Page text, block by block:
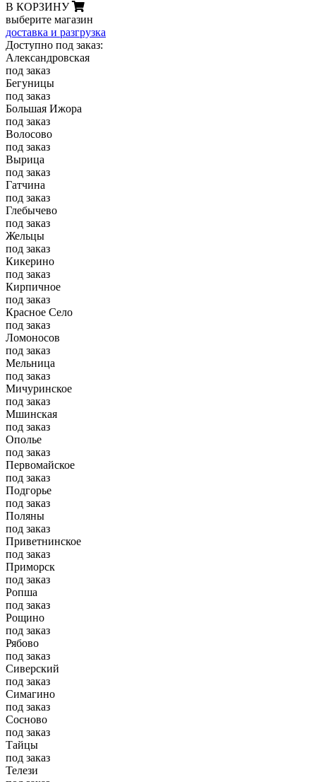
В КОРЗИНУ
выберите магазин
доставка и разгрузка
Доступно под заказ:
Александровская
под заказ
Бегуницы
под заказ
Большая Ижора
под заказ
Волосово
под заказ
Вырица
под заказ
Гатчина
под заказ
Глебычево
под заказ
Жельцы
под заказ
Кикерино
под заказ
Кирпичное
под заказ
Красное Село
под заказ
Ломоносов
под заказ
Мельница
под заказ
Мичуринское
под заказ
Мшинская
под заказ
Ополье
под заказ
Первомайское
под заказ
Подгорье
под заказ
Поляны
под заказ
Приветнинское
под заказ
Приморск
под заказ
Ропша
под заказ
Рощино
под заказ
Рябово
под заказ
Сиверский
под заказ
Симагино
под заказ
Сосново
под заказ
Тайцы
под заказ
Телези